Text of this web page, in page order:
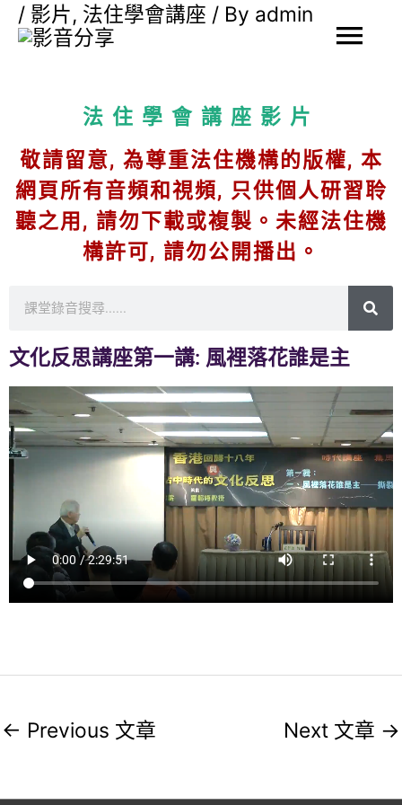
Skip
to
/ 影片, 法住學會講座 / By admin
法住學會講座影片
敬請留意, 為尊重法住機構的版權, 本
網頁所有音頻和視頻, 只供個人研習聆
聽之用, 請勿下載或複製。未經法住機
構許可, 請勿公開播出。
a
r
c
h
文化反思講座第一講: 風裡落花誰是主
← Previous 文章 Next 文章 →